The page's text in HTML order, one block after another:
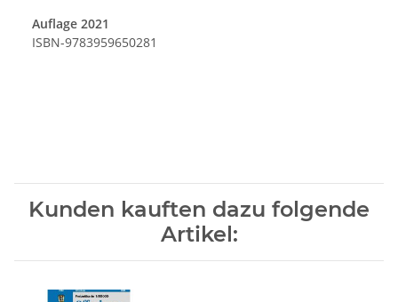
Auflage 2021
ISBN-9783959650281
Kunden kauften dazu folgende
Artikel: